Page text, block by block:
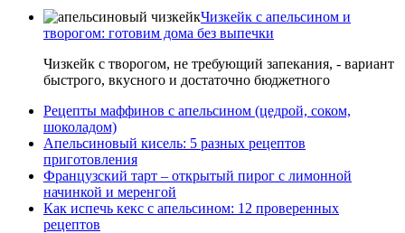
Чизкейк с апельсином и
творогом: готовим дома без выпечки
Чизкейк с творогом, не требующий запекания, - вариант
быстрого, вкусного и достаточно бюджетного
Рецепты маффинов с апельсином (цедрой, соком,
шоколадом)
Апельсиновый кисель: 5 разных рецептов
приготовления
Французский тарт – открытый пирог с лимонной
начинкой и меренгой
Как испечь кекс с апельсином: 12 проверенных
рецептов